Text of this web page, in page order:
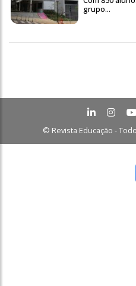
grupo...
© Revista Educação -